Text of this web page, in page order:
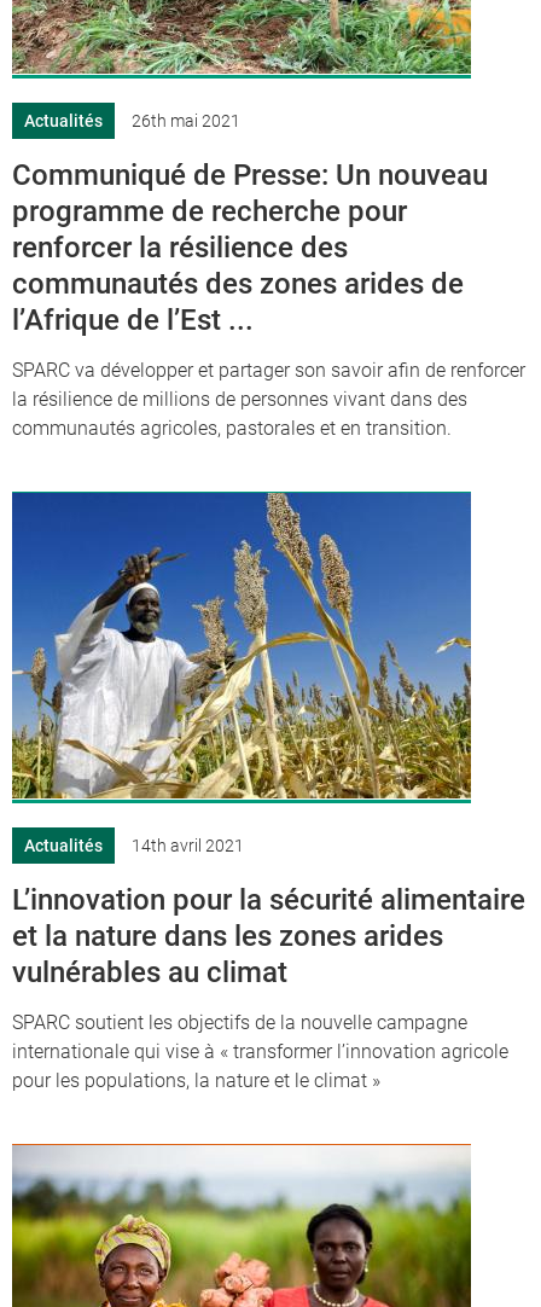
Actualités 26th mai 2021
Communiqué de Presse: Un nouveau
programme de recherche pour
renforcer la résilience des
communautés des zones arides de
l’Afrique de l’Est ...
SPARC va développer et partager son savoir afin de renforcer
la résilience de millions de personnes vivant dans des
communautés agricoles, pastorales et en transition.
Actualités 14th avril 2021
L’innovation pour la sécurité alimentaire
et la nature dans les zones arides
vulnérables au climat
SPARC soutient les objectifs de la nouvelle campagne
internationale qui vise à « transformer l’innovation agricole
pour les populations, la nature et le climat »